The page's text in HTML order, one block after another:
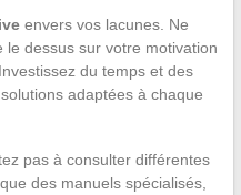
envers vos lacunes. Ne
dessus sur votre motivation
du temps et des
adaptées à chaque
pas à consulter différentes
des manuels spécialisés,